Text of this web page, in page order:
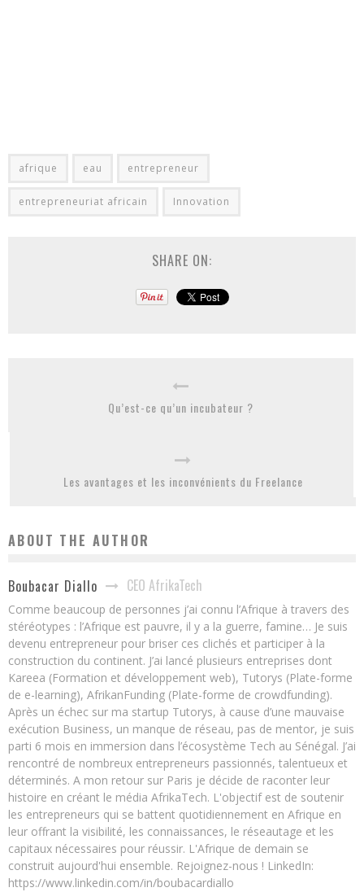
afrique eau entrepreneur
entrepreneuriat africain Innovation
SHARE ON:
Qu’est-ce qu’un incubateur ?
Les avantages et les inconvénients du Freelance
ABOUT THE AUTHOR
Boubacar Diallo CEO AfrikaTech
Comme beaucoup de personnes j’ai connu l’Afrique à travers des
stéréotypes : l’Afrique est pauvre, il y a la guerre, famine… Je suis
devenu entrepreneur pour briser ces clichés et participer à la
construction du continent. J’ai lancé plusieurs entreprises dont
Kareea (Formation et développement web), Tutorys (Plate-forme
de e-learning), AfrikanFunding (Plate-forme de crowdfunding).
Après un échec sur ma startup Tutorys, à cause d’une mauvaise
exécution Business, un manque de réseau, pas de mentor, je suis
parti 6 mois en immersion dans l’écosystème Tech au Sénégal. J’ai
rencontré de nombreux entrepreneurs passionnés, talentueux et
déterminés. A mon retour sur Paris je décide de raconter leur
histoire en créant le média AfrikaTech. L'objectif est de soutenir
les entrepreneurs qui se battent quotidiennement en Afrique en
leur offrant la visibilité, les connaissances, le réseautage et les
capitaux nécessaires pour réussir. L'Afrique de demain se
construit aujourd'hui ensemble. Rejoignez-nous ! LinkedIn:
https://www.linkedin.com/in/boubacardiallo